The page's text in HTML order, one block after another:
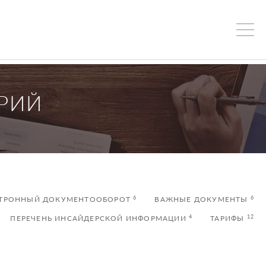
ДОКУМЕНТООБОРОТ6 ВАЖНЫЕ ДОКУМЕНТЫ 6
ПЕРЕЧЕНЬ ИНСАЙДЕРСКОЙ ИНФОРМАЦИИ 4 ТАРИФЫ 12